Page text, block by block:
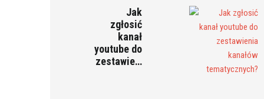
Jak
zgłosić
kanał
youtube do
zestawie…